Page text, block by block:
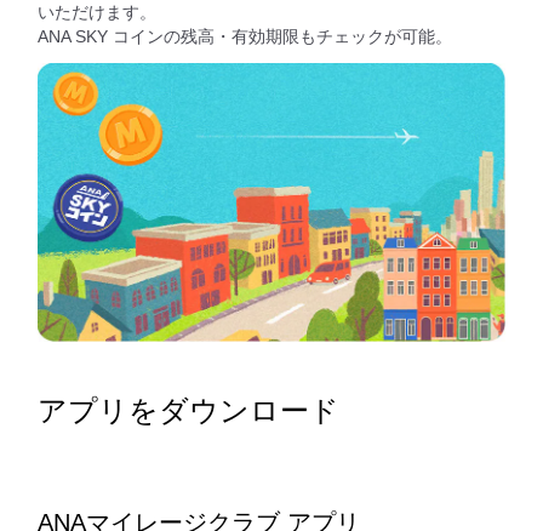
いただけます。
ANA SKY コインの残高・有効期限もチェックが可能。
アプリをダウンロード
ANAマイレージクラブ アプリ